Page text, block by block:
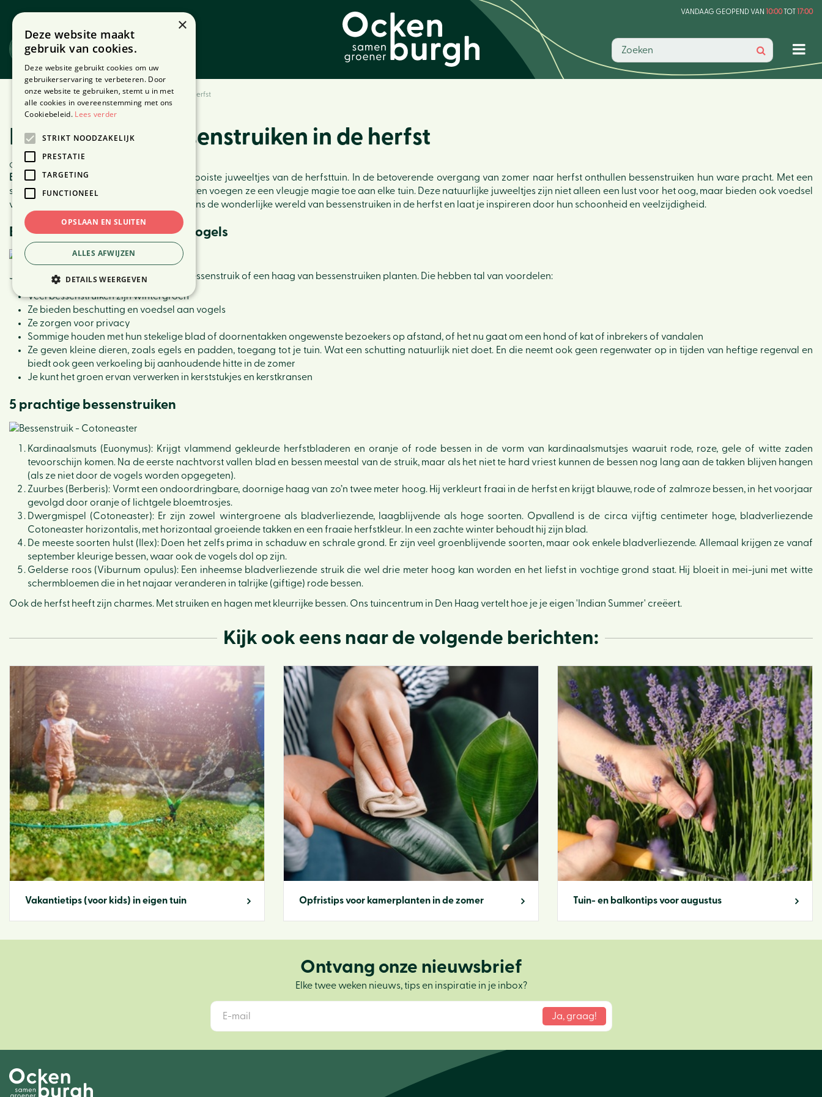
naar
content
Home Nieuws Betoverende bessenstruiken in de herfst
VANDAAG GEOPEND VAN 10:00TOT17:00
Website Webshop
Tips
Betoverende bessenstruiken in de herfst
Gepubliceerd op
Betoverende bessenstruiken
vormen de mooiste juweeltjes van de herfsttuin. In de betoverende overgang van zomer naar herfst onthullen bessenstruiken hun ware pracht. Met een
schitterend kleurenpalet en sierlijke vruchten voegen ze een vleugje magie toe aan elke tuin. Deze natuurlijke juweeltjes zijn niet alleen een lust voor het oog, maar bieden ook voedsel
voor de lokale fauna. Ontdek samen met ons de wonderlijke wereld van bessenstruiken in de herfst en laat je inspireren door hun schoonheid en veelzijdigheid.
Bessenstruiken voor kleur én vogels
Je kunt in het najaar ook nog prima een bessenstruik of een haag van bessenstruiken planten. Die hebben tal van voordelen:
Veel bessenstruiken zijn wintergroen
Ze bieden beschutting en voedsel aan vogels
Ze zorgen voor privacy
Sommige houden met hun stekelige blad of doornentakken ongewenste bezoekers op afstand, of het nu gaat om een hond of kat of inbrekers of vandalen
Ze geven kleine dieren, zoals egels en padden, toegang tot je tuin. Wat een schutting natuurlijk niet doet. En die neemt ook geen regenwater op in tijden van heftige regenval en
biedt ook geen verkoeling bij aanhoudende hitte in de zomer
Je kunt het groen ervan verwerken in kerststukjes en kerstkransen
5 prachtige bessenstruiken
Kardinaalsmuts (Euonymus): Krijgt vlammend gekleurde herfstbladeren en oranje of rode bessen in de vorm van kardinaalsmutsjes waaruit rode, roze, gele of witte zaden
tevoorschijn komen. Na de eerste nachtvorst vallen blad en bessen meestal van de struik, maar als het niet te hard vriest kunnen de bessen nog lang aan de takken blijven hangen
(als ze niet door de vogels worden opgegeten).
Zuurbes (Berberis): Vormt een ondoordringbare, doornige haag van zo’n twee meter hoog. Hij verkleurt fraai in de herfst en krijgt blauwe, rode of zalmroze bessen, in het voorjaar
gevolgd door oranje of lichtgele bloemtrosjes.
Dwergmispel (Cotoneaster): Er zijn zowel wintergroene als bladverliezende, laagblijvende als hoge soorten. Opvallend is de circa vijftig centimeter hoge, bladverliezende
Cotoneaster horizontalis, met horizontaal groeiende takken en een fraaie herfstkleur. In een zachte winter behoudt hij zijn blad.
De meeste soorten hulst (Ilex): Doen het zelfs prima in schaduw en schrale grond. Er zijn veel groenblijvende soorten, maar ook enkele bladverliezende. Allemaal krijgen ze vanaf
september kleurige bessen, waar ook de vogels dol op zijn.
Gelderse roos (Viburnum opulus): Een inheemse bladverliezende struik die wel drie meter hoog kan worden en het liefst in vochtige grond staat. Hij bloeit in mei-juni met witte
schermbloemen die in het najaar veranderen in talrijke (giftige) rode bessen.
Ook de herfst heeft zijn charmes. Met struiken en hagen met kleurrijke bessen. Ons tuincentrum in Den Haag vertelt hoe je je eigen 'Indian Summer' creëert.
Kijk ook eens naar de volgende berichten:
Vakantietips (voor kids) in eigen tuin Opfristips voor kamerplanten in de zomer Tuin- en balkontips voor augustus
Ontvang onze nieuwsbrief
Elke twee weken nieuws, tips en inspiratie in je inbox?
×
Deze website maakt
gebruik van cookies.
Deze website gebruikt cookies om uw
gebruikerservaring te verbeteren. Door
onze website te gebruiken, stemt u in met
alle cookies in overeenstemming met ons
Cookiebeleid. Lees verder
STRIKT NOODZAKELIJK
PRESTATIE
TARGETING
FUNCTIONEEL
OPSLAAN EN SLUITEN
ALLES AFWIJZEN
DETAILS WEERGEVEN